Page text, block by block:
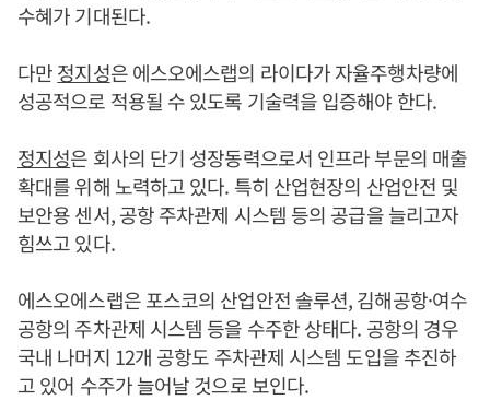
수혜가 기대된다.
다만정지성은 에스오에스랩의 라이다가 자율주행차량에
성공적으로 적용될 수 있도록 기술력을 입증해야 한다.
정지성은 회사의 단기 성장동력으로서 인프라 부문의 매출
확대를 위해 노력하고 있다. 특히 산업현장의 산업안전 및
보안용 센서, 공항 주차관제 시스템 등의 공급을 늘리고자
힘쓰고 있다.
에스오에스랩은 포스코의 산업안전 솔루션, 김해공항·여수
공항의 주차관제 시스템 등을 수주한 상태다. 공항의 경우
국내 나머지 12개 공항도 주차관제 시스템 도입을 추진하
고 있어 수주가 늘어날 것으로 보인다.